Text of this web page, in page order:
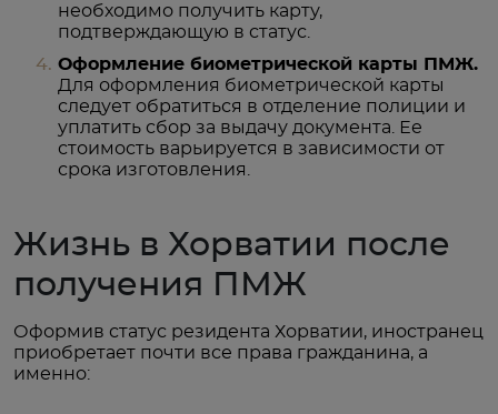
необходимо получить карту,
подтверждающую в статус.
Оформление биометрической карты ПМЖ.
Для оформления биометрической карты
следует обратиться в отделение полиции и
уплатить сбор за выдачу документа. Ее
стоимость варьируется в зависимости от
срока изготовления.
Жизнь в Хорватии после
получения ПМЖ
Оформив статус резидента Хорватии, иностранец
приобретает почти все права гражданина, а
именно: